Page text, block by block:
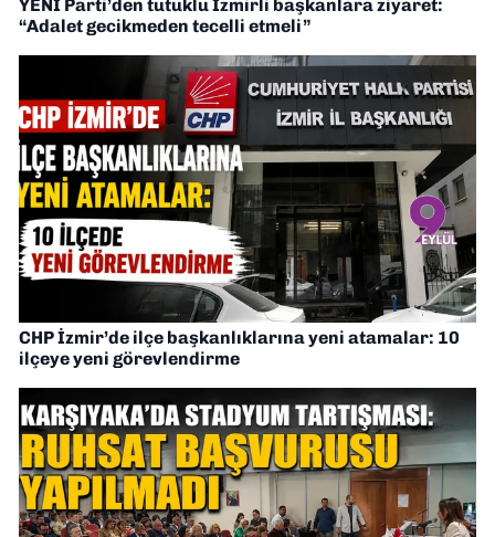
YENİ Parti’den tutuklu İzmirli başkanlara ziyaret:
“Adalet gecikmeden tecelli etmeli”
CHP İzmir’de ilçe başkanlıklarına yeni atamalar: 10
ilçeye yeni görevlendirme